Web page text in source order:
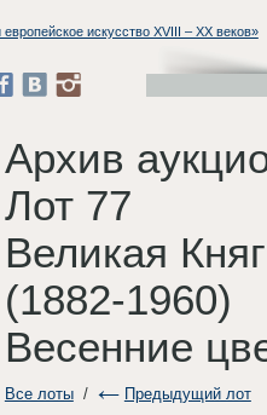
европейское искусство XVIII – XX веков»
Архив
Лот 77
Великая
(1882-1960)
Весенние
Все лоты/ Предыдущий лот